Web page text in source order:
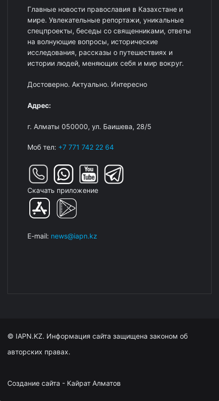
Главные новости православия в Казахстане и
мире. Увлекательные репортажи, уникальные
спецпроекты, беседы со священниками, ответы
на волнующие вопросы, исторические
исследования, рассказы о путешествиях и
истории людей, меняющих себя и мир вокруг.
Достоверно. Актуально. Интересно
Адрес:
г. Алматы 050000, ул. Баишева, 28/5
Моб тел: +7 771 742 22 64
Скачать приложение
E-mail: news@iapn.kz
© IAPN.KZ. Информация сайта защищена законом об
авторских правах.
Создание сайта - Кайрат Алматов